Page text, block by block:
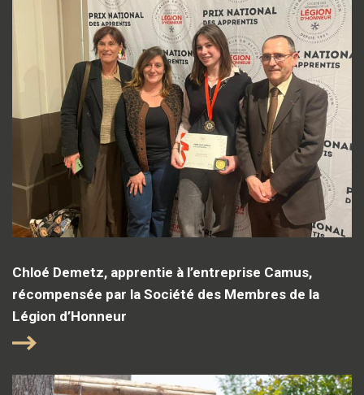
Chloé Demetz, apprentie à l’entreprise Camus,
récompensée par la Société des Membres de la
Légion d’Honneur